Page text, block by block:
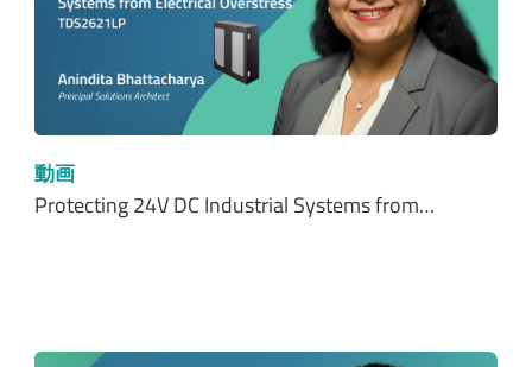
動画
Protecting 24V DC Industrial Systems from…